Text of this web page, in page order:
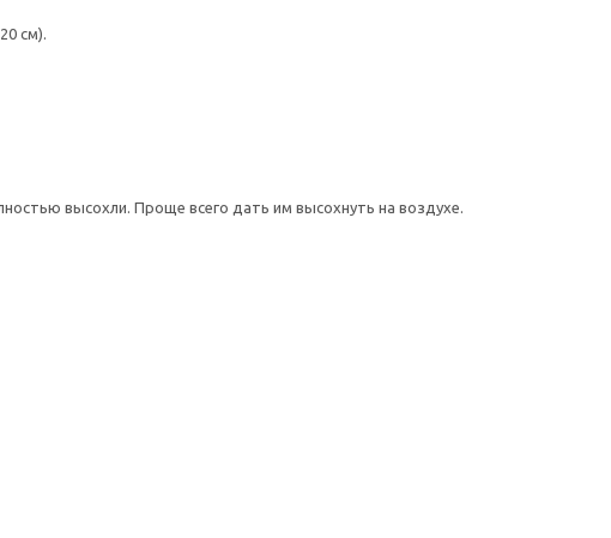
см).
высохли. Проще всего дать им высохнуть на воздухе.